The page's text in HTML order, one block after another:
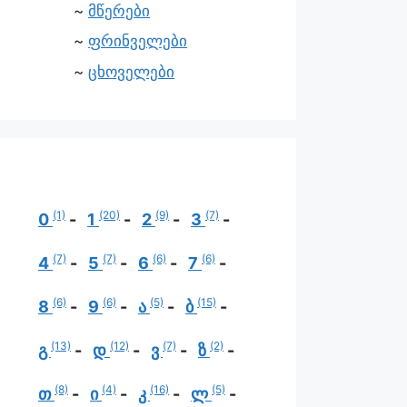
მწერები
ფრინველები
ცხოველები
0 (1) 1 (20) 2 (9) 3 (7)
4 (7) 5 (7) 6 (6) 7 (6)
8 (6) 9 (6) ა (5) ბ (15)
გ (13) დ (12) ვ (7) ზ (2)
თ (8) ი (4) კ (16) ლ (5)